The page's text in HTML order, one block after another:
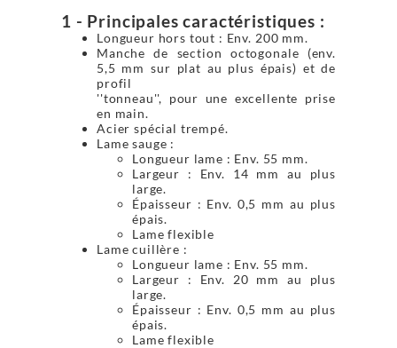
1 - Principales caractéristiques :
Longueur hors tout : Env. 200 mm.
Manche de section octogonale (env.
5,5 mm sur plat au plus épais) et de
profil
''tonneau'', pour une excellente prise
en main.
Acier spécial trempé.
Lame sauge :
Longueur lame : Env. 55 mm.
Largeur : Env. 14 mm au plus
large.
Épaisseur : Env. 0,5 mm au plus
épais.
Lame flexible
Lame cuillère :
Longueur lame : Env. 55 mm.
Largeur : Env. 20 mm au plus
large.
Épaisseur : Env. 0,5 mm au plus
épais.
Lame flexible